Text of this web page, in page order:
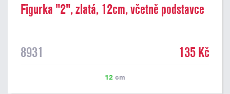
Figurka "2", zlatá, 12cm, včetně podstavce
8931 135 Kč
12 cm